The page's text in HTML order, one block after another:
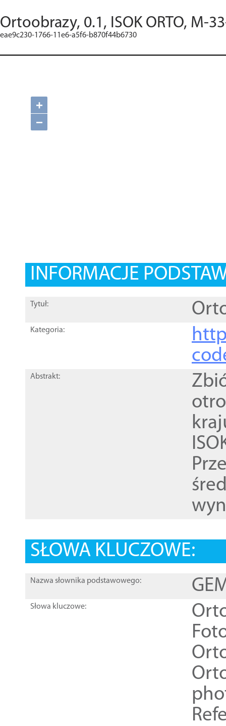
Ortoobrazy, 0.1, ISOK ORTO, M-
eae9c230-1766-11e6-a5f6-b870f44b6730
+
−
INFORMACJE
Tytuł:
Kategoria:
Abstrakt:
SŁOWA KLUCZOWE:
Nazwa słownika podstawowego:
Słowa kluczowe: